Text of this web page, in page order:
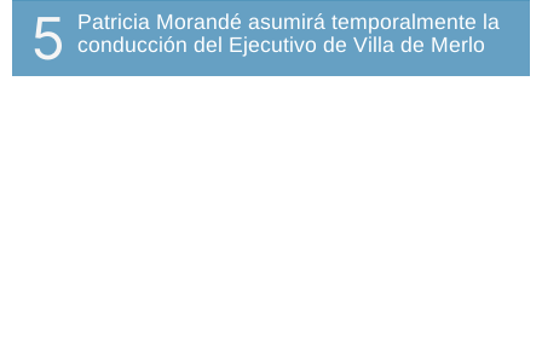
5
Patricia Morandé asumirá temporalmente la
conducción del Ejecutivo de Villa de Merlo